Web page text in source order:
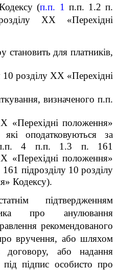
(п.п. 1 п.п. 1.2 п.
XX «Перехідні
становить для платників,
10 розділу XX «Перехідні
визначеного п.п.
«Перехідні положення»
оподатковуються за
п.п. 4 п.п. 1.3 п. 161
«Перехідні положення»
161 підрозділу 10 розділу
Кодексу).
підтвердженням
про анулювання
рекомендованого
вручення, або шляхом
договору, або надання
підпис особисто про